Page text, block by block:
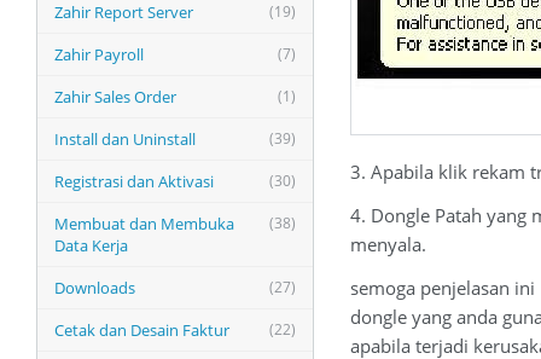
(19)
Zahir Report Server
(7)
Zahir Payroll
(1)
Zahir Sales Order
(39)
Install dan Uninstall
(30)
Registrasi dan Aktivasi
(38)
Membuat dan Membuka
Data Kerja
(27)
Downloads
(22)
Cetak dan Desain Faktur
3. Apabila klik rekam
4. Dongle Patah yang
menyala.
semoga penjelasan
dongle yang anda
apabila terjadi